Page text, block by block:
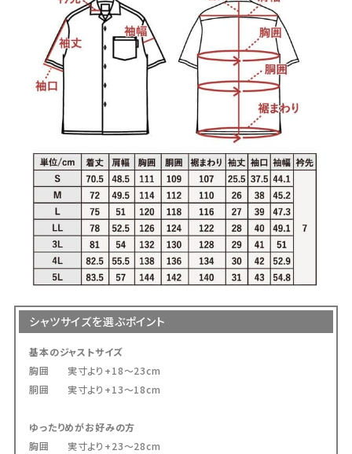
サイズが合わなかった場合、交換できま
すか？
未使用・タグ付きで、再販可能な状態の商品
であれば、お客様都合の場合でも交換対応を
承っております。
交換にかかる往復送料につきましては、お客
様ご負担にてお願いしております。
送料はどのくらいかかりますか？
ネコポスをご利用の場合は全国一律385円
（税込）です。
宅配便は838円（税込）、沖縄県内は471円
（税込）となります。
また、16,500円（税込）以上のお買い上げで
送料無料です。
急いでいます。いつ発送されますか？
シャツサイズを選ぶポイント
基本のジャストサイズ
胸囲 実寸より+18～23cm
胴囲 実寸より+13～18cm
ゆったりめがお好みの方
胸囲 実寸より+23～28cm